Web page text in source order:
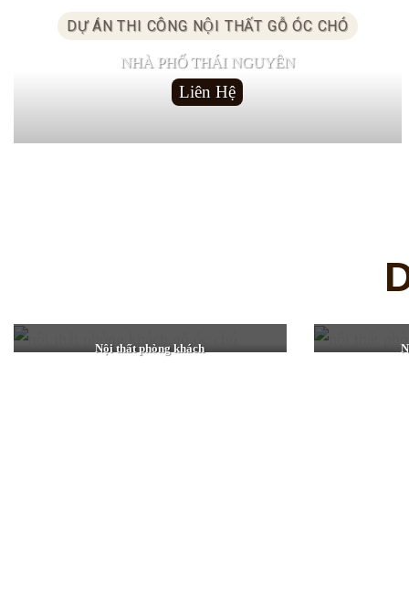
DỰ ÁN THI CÔNG NỘI THẤT GỖ ÓC CHÓ
NHÀ PHỐ THÁI NGUYÊN
Liên Hệ
Nội thất phòng khách